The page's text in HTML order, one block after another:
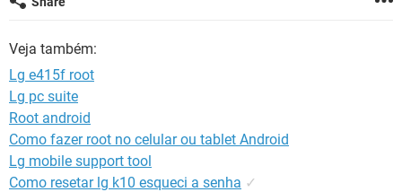
GUIA DE COMPRAS
Veja também:
Lg e415f root
Lg pc suite
Root android
Como fazer root no celular ou tablet Android
Lg mobile support tool
Como resetar lg k10 esqueci a senha ✓